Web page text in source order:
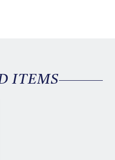
ITEMS